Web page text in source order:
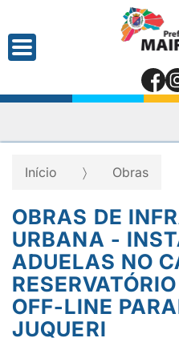
Início Obras
OBRAS DE
URBANA -
ADUELAS NO
OFF-LINE
JUQUERI